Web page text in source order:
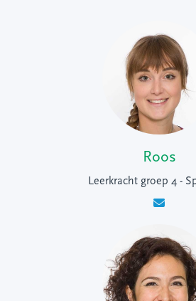
Roos
Leerkracht groep 4 -